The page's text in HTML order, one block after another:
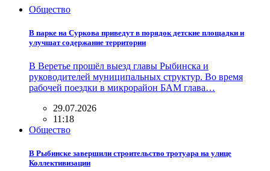
Общество
В парке на Суркова приведут в порядок детские площадки и
улучшат содержание территории
В Веретье прошёл выезд главы Рыбинска и
руководителей муниципальных структур. Во время
рабочей поездки в микрорайон БАМ глава…
29.07.2026
11:18
Общество
В Рыбинске завершили строительство тротуара на улице
Коллективизации